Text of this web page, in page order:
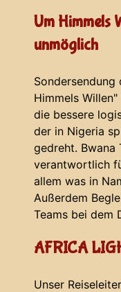
Um Himmels
unmöglich
Sondersendung
Himmels
die bessere
der in Nigeria
gedreht. Bwana
verantwortlich
allem was in
Außerdem
Teams bei dem
AFRICA
Unser